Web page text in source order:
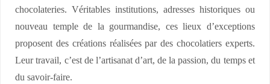
chocolateries. Véritables institutions, adresses historiques ou
nouveau temple de la gourmandise, ces lieux d’exceptions
proposent des créations réalisées par des chocolatiers experts.
Leur travail, c’est de l’artisanat d’art, de la passion, du temps et
du savoir-faire.